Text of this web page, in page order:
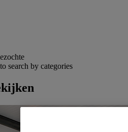
search by categories